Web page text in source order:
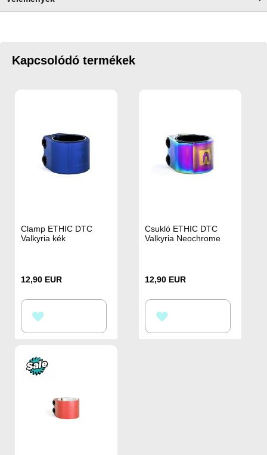
Kapcsolódó termékek
Clamp ETHIC DTC
Valkyria kék
12,90 EUR
A
Csukló ETHIC DTC
Valkyria Neochrome
12,90 EUR
A